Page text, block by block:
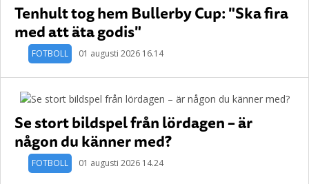
Tenhult tog hem Bullerby Cup: "Ska fira
med att äta godis"
FOTBOLL 01 augusti 2026 16.14
Se stort bildspel från lördagen – är
någon du känner med?
FOTBOLL 01 augusti 2026 14.24